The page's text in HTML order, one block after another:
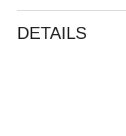
DETAILS